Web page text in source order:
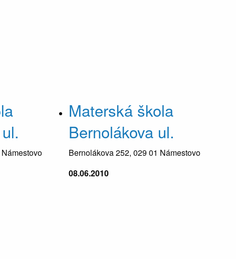
Materská škola
Bernolákova ul.
Bernolákova 252, 029 01 Námestovo
08.06.2010